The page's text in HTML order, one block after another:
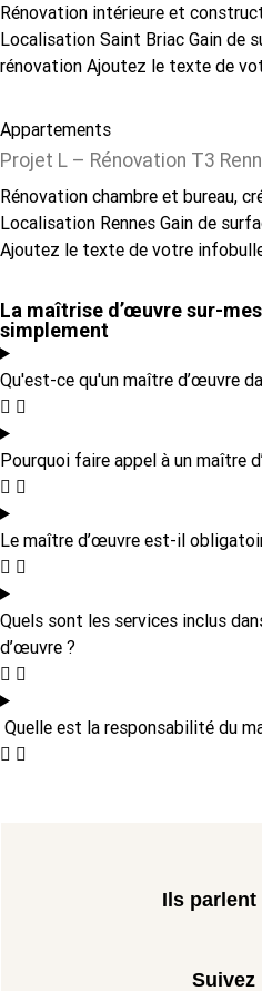
Rénovation intérieure et
Localisation Saint Briac Gain de
rénovation Ajoutez le texte de
Appartements
Projet L – Rénovation T3
Rénovation chambre et bureau,
Localisation Rennes Gain de
Ajoutez le texte de votre
La maîtrise d’œuvre sur-
simplement
Qu'est-ce qu'un maître d’œuvre
Pourquoi faire appel à un maître
Le maître d’œuvre est-il
Quels sont les services inclus
d’œuvre ?
Quelle est la responsabilité du
Ils parlent
Suivez